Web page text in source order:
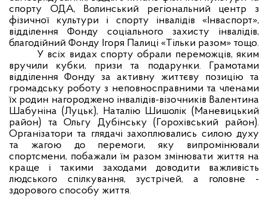
спорту ОДА, Волинський регіональний центр з
фізичної культури і спорту інвалідів «Інваспорт»,
відділення Фонду соціального захисту інвалідів,
благодійний Фонду Ігоря Палиці «Тільки разом» тощо.
У всіх видах спорту обрали переможців, яким
вручили кубки, призи та подарунки. Грамотами
відділення Фонду за активну життєву позицію та
громадську роботу з неповносправними та членами
їх родин нагороджено інвалідів-візочників Валентина
Шабуніна (Луцьк), Наталію Шишолік (Маневицький
район) та Ольгу Дубінську (Горохівський район).
Організатори та глядачі захоплювались силою духу
та жагою до перемоги, яку випромінювали
спортсмени, побажали їм разом змінювати життя на
краще і такими заходами доводити важливість
людського спілкування, зустрічей, а головне -
здорового способу життя.